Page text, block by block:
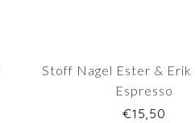
Stoff Nagel Ester & Erik
Espresso
€15,50